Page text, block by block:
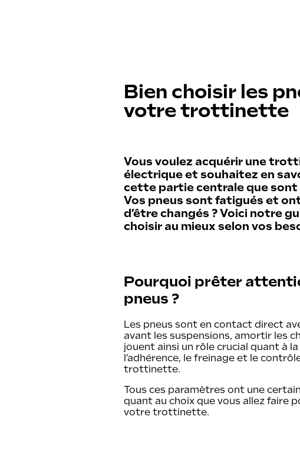
For kids
Reborn · Reconditionné
Nos offres
Bien choisir les
votre trottinette
Vous voulez acquérir une
électrique et souhaitez en
cette partie centrale que sont
Vos pneus sont fatigués et
d’être changés ? Voici notre
choisir au mieux selon vos
Pourquoi prêter
pneus ?
Les pneus sont en contact direct
avant les suspensions, amortir les
jouent ainsi un rôle crucial quant à
l’adhérence, le freinage et le
trottinette.
Tous ces paramètres ont une
quant au choix que vous allez faire
votre trottinette.